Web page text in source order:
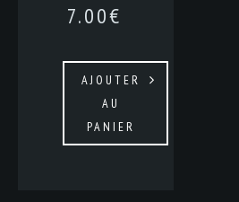
7.00€
AJOUTER
AU
PANIER